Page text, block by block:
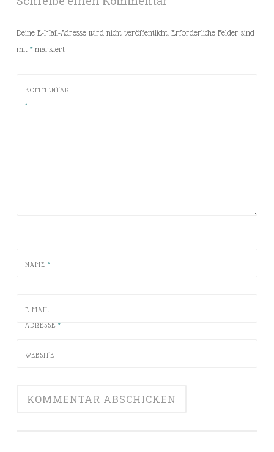
Deine E-Mail-Adresse wird nicht veröffentlicht. Erforderliche Felder sind
mit *markiert
KOMMENTAR
*
NAME *
E-MAIL-
ADRESSE *
WEBSITE